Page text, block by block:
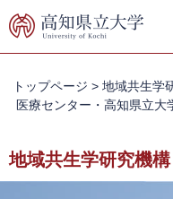
ー
ニ
て
本
トップページ > 地域共生学
医療センター・高知県立
地域共生学研究機構